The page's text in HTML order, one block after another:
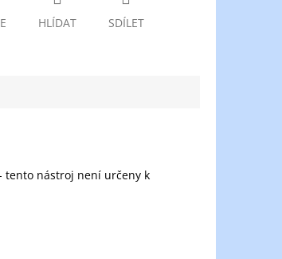
HLÍDAT SDÍLET
tento nástroj není určeny k